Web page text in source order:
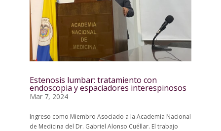
Estenosis lumbar: tratamiento con
endoscopia y espaciadores interespinosos
Mar 7, 2024
Ingreso como Miembro Asociado a la Academia Nacional
de Medicina del Dr. Gabriel Alonso Cuéllar. El trabajo